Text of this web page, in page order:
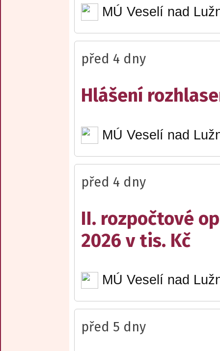
MÚ Veselí nad
před 4 dny
Hlášení
MÚ Veselí nad
před 4 dny
II. rozpočtové
2026 v tis. Kč
MÚ Veselí nad
před 5 dny